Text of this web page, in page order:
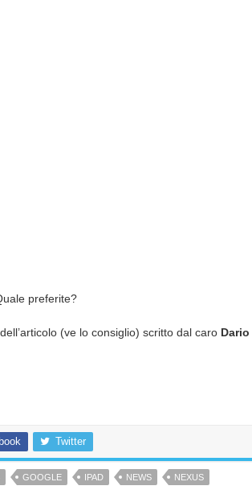
preferite?
(ve lo consiglio) scritto dal caro Dario
Twitter
GOOGLE IPAD NEWS NEXUS